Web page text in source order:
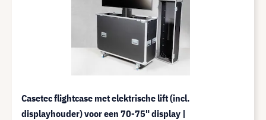
Casetec flightcase met elektrische lift (incl.
displayhouder) voor een 70-75" display |